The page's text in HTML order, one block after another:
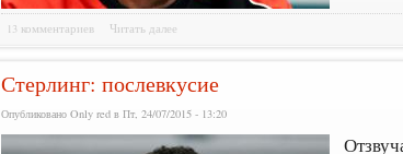
13 комментариев Читать далее
Стерлинг: послевкусие
Опубликовано Only red в Пт, 24/07/2015 - 13:20